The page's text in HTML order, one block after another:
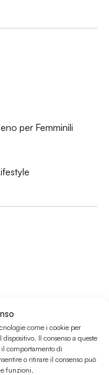
come i cookie per
Il consenso a queste
comportamento di
o ritirare il consenso può
funzioni.
per Femminili